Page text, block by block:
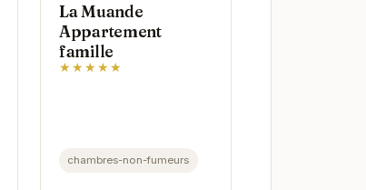
La Muande
Appartement
famille
★★★★★
chambres-non-fumeurs